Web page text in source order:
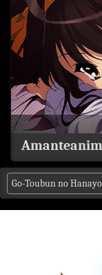
Go-Toubun no